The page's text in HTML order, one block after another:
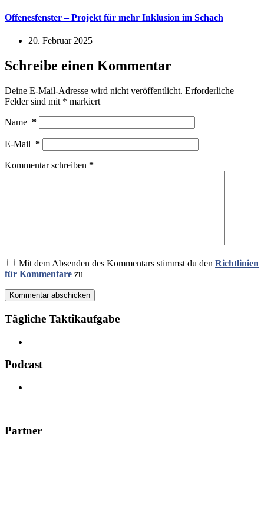
Offenesfenster – Projekt für mehr Inklusion im Schach
20. Februar 2025
Schreibe einen Kommentar
Deine E-Mail-Adresse wird nicht veröffentlicht. Erforderliche
Felder sind mit * markiert
Name *
E-Mail *
Kommentar schreiben *
Mit dem Absenden des Kommentars stimmst du den Richtlinien
für Kommentare zu
Kommentar abschicken
Tägliche Taktikaufgabe
Podcast
Partner